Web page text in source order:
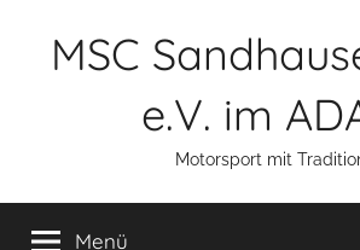
MSC
e.V. im
Motorsport mit
Menü